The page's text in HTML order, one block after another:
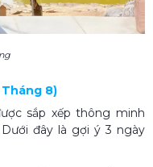
8)
sắp xếp thông minh
đây là gợi ý 3 ngày